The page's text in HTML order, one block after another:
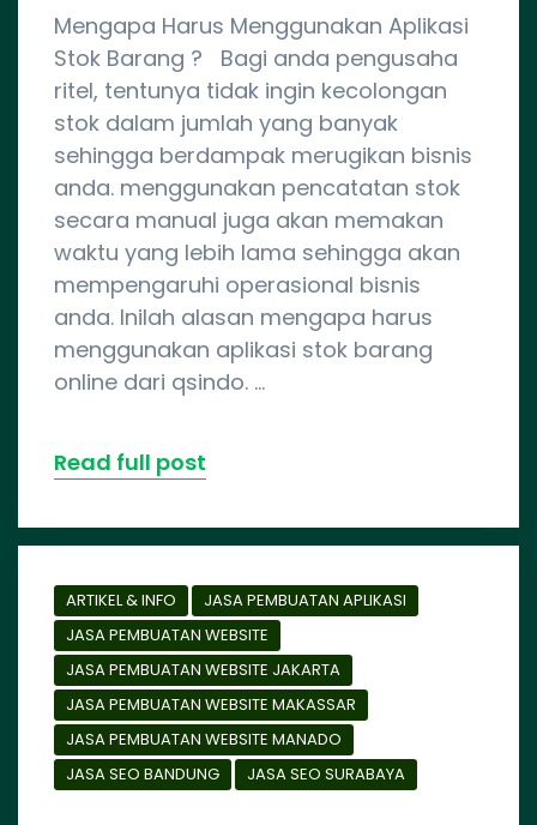
Mengapa Harus Menggunakan Aplikasi
Stok Barang ? Bagi anda pengusaha
ritel, tentunya tidak ingin kecolongan
stok dalam jumlah yang banyak
sehingga berdampak merugikan bisnis
anda. menggunakan pencatatan stok
secara manual juga akan memakan
waktu yang lebih lama sehingga akan
mempengaruhi operasional bisnis
anda. Inilah alasan mengapa harus
menggunakan aplikasi stok barang
online dari qsindo. …
Read full post
ARTIKEL & INFO
JASA PEMBUATAN APLIKASI
JASA PEMBUATAN WEBSITE
JASA PEMBUATAN WEBSITE JAKARTA
JASA PEMBUATAN WEBSITE MAKASSAR
JASA PEMBUATAN WEBSITE MANADO
JASA SEO BANDUNG
JASA SEO SURABAYA